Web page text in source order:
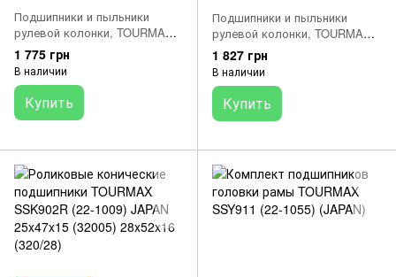
Подшипники и пыльники
рулевой колонки, TOURMAX
1 775 грн
В наличии
Купить
Подшипники и пыльники
рулевой колонки, TOURMAX
SSH901 (22-1004) JAPAN
1 827 грн
В наличии
Купить